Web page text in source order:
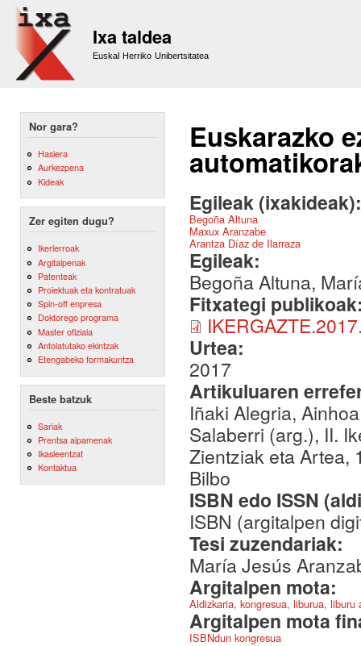
Ixa taldea
Euskal Herriko Unibertsitatea
Nor gara?
Hasiera
Aurkezpena
Kideak
Zer egiten dugu?
Ikerlerroak
Argitalpenak
Patenteak
Proiektuak eta kontratuak
Spin-off enpresa
Doktorego programa
Master ofiziala
Antolatutako ekintzak
Etengabeko formakuntza
Beste batzuk
Sariak
Prentsa aipamenak
Ikasleentzat
Kontaktua
Euskarazko
Egileak
Begoña Altuna
Maxux Aranzabe
Arantza Díaz de Ilarraza
Egileak:
Begoña Altuna,
Fitxategi
Urtea:
2017
Artikuluaren
Iñaki Alegria,
Salaberri (arg.), II.
Zientziak eta Artea,
Bilbo
ISBN edo ISSN
ISBN (argitalpen
Tesi zuzendariak:
María Jesús
Argitalpen mota:
Aldizkaria, kongresua, liburua,
Argitalpen mota
ISBNdun kongresua